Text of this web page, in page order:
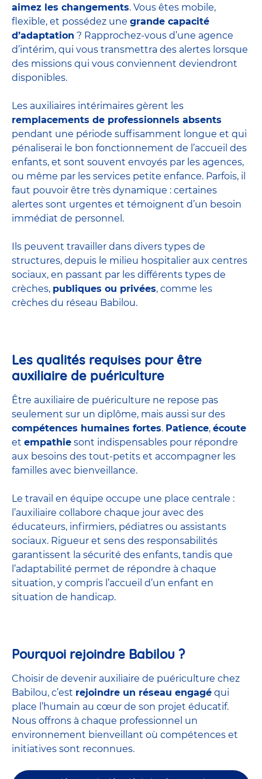
aimez les changements. Vous êtes mobile,
flexible, et possédez une grande capacité
d’adaptation ? Rapprochez-vous d’une agence
d’intérim, qui vous transmettra des alertes lorsque
des missions qui vous conviennent deviendront
disponibles.
Les auxiliaires intérimaires gèrent les
remplacements de professionnels absents
pendant une période suffisamment longue et qui
pénaliserai le bon fonctionnement de l’accueil des
enfants, et sont souvent envoyés par les agences,
ou même par les services petite enfance. Parfois, il
faut pouvoir être très dynamique : certaines
alertes sont urgentes et témoignent d’un besoin
immédiat de personnel.
Ils peuvent travailler dans divers types de
structures, depuis le milieu hospitalier aux centres
sociaux, en passant par les différents types de
crèches, publiques ou privées, comme les
crèches du réseau Babilou.
Les qualités requises pour être
auxiliaire de puériculture
Être auxiliaire de puériculture ne repose pas
seulement sur un diplôme, mais aussi sur des
compétences humaines fortes. Patience, écoute
et empathie sont indispensables pour répondre
aux besoins des tout-petits et accompagner les
familles avec bienveillance.
Le travail en équipe occupe une place centrale :
l’auxiliaire collabore chaque jour avec des
éducateurs, infirmiers, pédiatres ou assistants
sociaux. Rigueur et sens des responsabilités
garantissent la sécurité des enfants, tandis que
l’adaptabilité permet de répondre à chaque
situation, y compris l’accueil d’un enfant en
situation de handicap.
Pourquoi rejoindre Babilou ?
Choisir de devenir auxiliaire de puériculture chez
Babilou, c’est rejoindre un réseau engagé qui
place l’humain au cœur de son projet éducatif.
Nous offrons à chaque professionnel un
environnement bienveillant où compétences et
initiatives sont reconnues.